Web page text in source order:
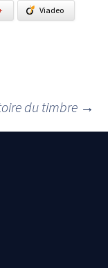
Viadeo
du timbre →